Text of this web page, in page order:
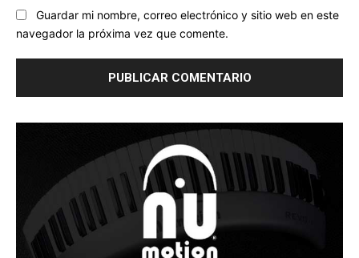
Guardar mi nombre, correo electrónico y sitio web en este
navegador la próxima vez que comente.